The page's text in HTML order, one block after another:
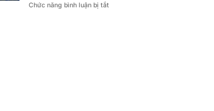
Thiết
Từ
Chức năng bình luận bị tắt